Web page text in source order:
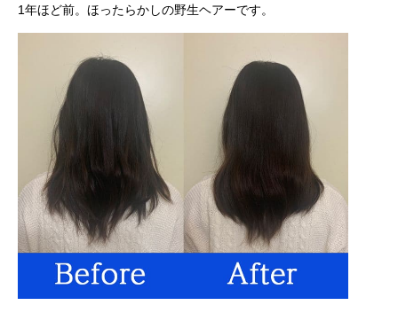
1年ほど前。ほったらかしの野生ヘアーです。